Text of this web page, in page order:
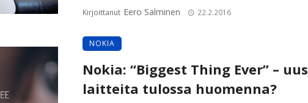
Kirjoittanut Eero Salminen 22.2.2016
NOKIA
Nokia: “Biggest Thing Ever” –
laitteita tulossa huomenna?